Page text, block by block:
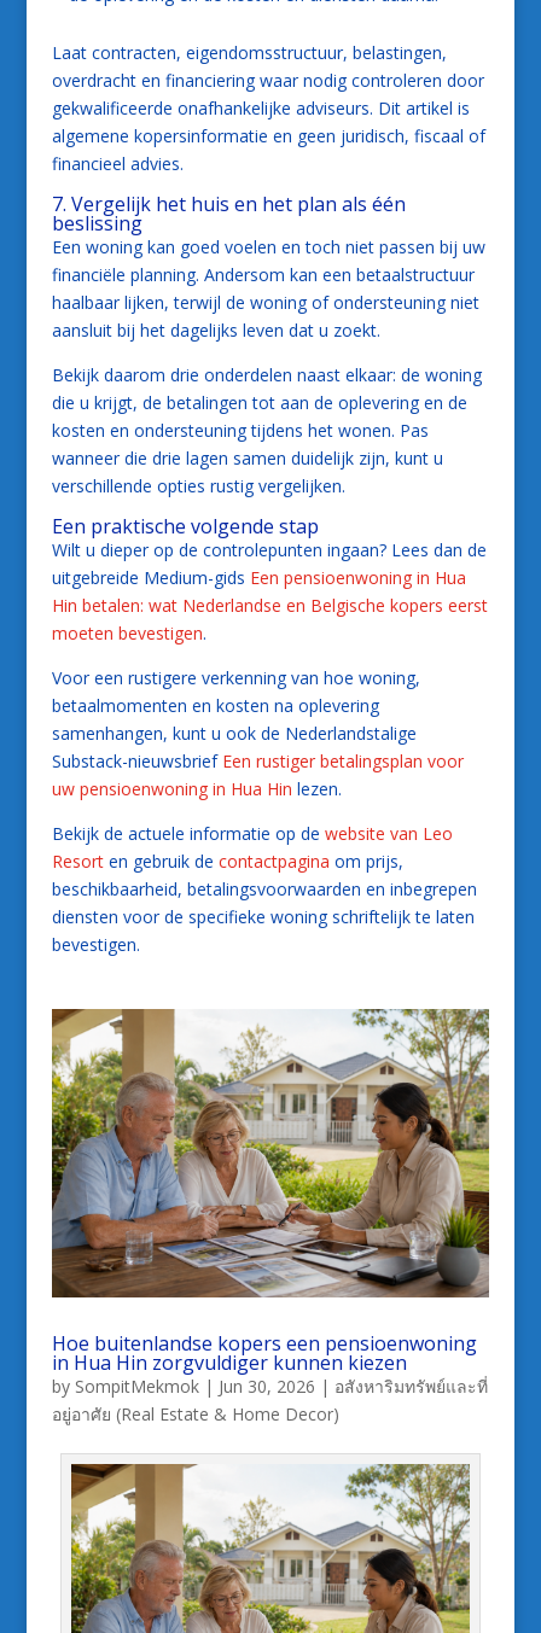
Laat contracten, eigendomsstructuur, belastingen,
overdracht en financiering waar nodig controleren door
gekwalificeerde onafhankelijke adviseurs. Dit artikel is
algemene kopersinformatie en geen juridisch, fiscaal of
financieel advies.
7. Vergelijk het huis en het plan als één
beslissing
Een woning kan goed voelen en toch niet passen bij uw
financiële planning. Andersom kan een betaalstructuur
haalbaar lijken, terwijl de woning of ondersteuning niet
aansluit bij het dagelijks leven dat u zoekt.
Bekijk daarom drie onderdelen naast elkaar: de woning
die u krijgt, de betalingen tot aan de oplevering en de
kosten en ondersteuning tijdens het wonen. Pas
wanneer die drie lagen samen duidelijk zijn, kunt u
verschillende opties rustig vergelijken.
Een praktische volgende stap
Wilt u dieper op de controlepunten ingaan? Lees dan de
uitgebreide Medium-gids Een pensioenwoning in Hua
Hin betalen: wat Nederlandse en Belgische kopers eerst
moeten bevestigen.
Voor een rustigere verkenning van hoe woning,
betaalmomenten en kosten na oplevering
samenhangen, kunt u ook de Nederlandstalige
Substack-nieuwsbrief Een rustiger betalingsplan voor
uw pensioenwoning in Hua Hin lezen.
Bekijk de actuele informatie op de website van Leo
Resorten gebruik de contactpagina om prijs,
beschikbaarheid, betalingsvoorwaarden en inbegrepen
diensten voor de specifieke woning schriftelijk te laten
bevestigen.
Hoe buitenlandse kopers een pensioenwoning
in Hua Hin zorgvuldiger kunnen kiezen
by SompitMekmok| Jun 30, 2026 | อสังหาริมทรัพย์และที่
อยู่อาศัย (Real Estate & Home Decor)